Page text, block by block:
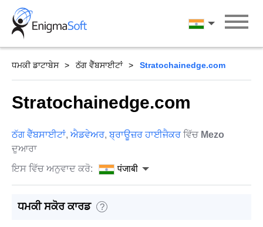
Skip
content
पंजाबी
ਧਮਕੀ ਡਾਟਾਬੇਸ ਠੱਗ ਵੈੱਬਸਾਈਟਾਂ Stratochainedge.com
Stratochainedge.com
ਠੱਗ ਵੈੱਬਸਾਈਟਾਂ, ਐਡਵੇਅਰ,ਬ੍ਰਾਊਜ਼ਰ ਹਾਈਜੈਕਰ ਵਿੱਚ Mezo
ਦੁਆਰਾ
ਇਸ ਵਿੱਚ ਅਨੁਵਾਦ ਕਰੋ:
पंजाबी
ਧਮਕੀ ਸਕੋਰ ਕਾਰਡ ?